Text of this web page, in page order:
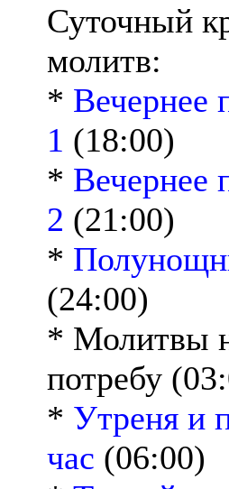
Суточный
молитв:
* Вечернее
1 (18:00)
* Вечернее
2 (21:00)
*
(24:00)
* Молитвы
потребу
* Утреня и
час (06:00)